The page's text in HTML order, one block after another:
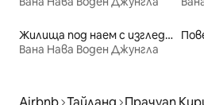
Жилища под наем с изглед към плажа
Вана Нава Воден Джунгла